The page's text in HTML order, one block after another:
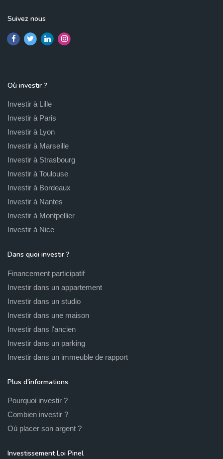
Suivez nous
Où investir ?
Investir à Lille
Investir à Paris
Investir à Lyon
Investir à Marseille
Investir à Strasbourg
Investir à Toulouse
Investir à Bordeaux
Investir à Nantes
Investir à Montpellier
Investir à Nice
Dans quoi investir ?
Financement participatif
Investir dans un appartement
Investir dans un studio
Investir dans une maison
Investir dans l'ancien
Investir dans un parking
Investir dans un immeuble de rapport
Plus d'informations
Pourquoi investir ?
Combien investir ?
Où placer son argent ?
Investissement Loi Pinel